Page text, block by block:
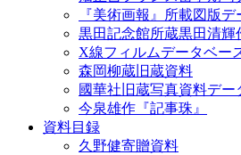
『美術画報』所載図版デ
黒田記念館所蔵黒田清輝
X線フィルムデータベー
森岡柳蔵旧蔵資料
國華社旧蔵写真資料デー
今泉雄作『記事珠』
資料目録
久野健寄贈資料